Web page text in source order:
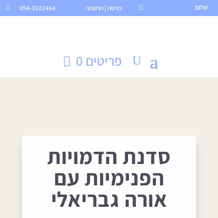
 054-3322464  כניסה | הרשמה שלום
פריטים 0
סדנת הדמויות
הפנימיות עם
אורה גבריאלי